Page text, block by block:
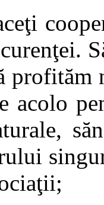
profităm
acolo